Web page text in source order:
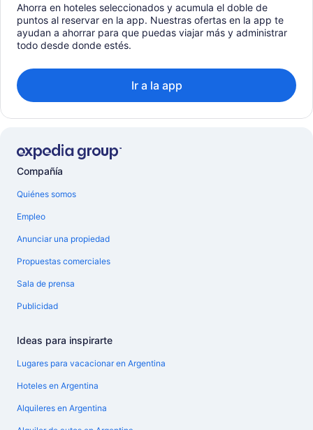
Ahorra en hoteles seleccionados y acumula el doble de
puntos al reservar en la app. Nuestras ofertas en la app te
ayudan a ahorrar para que puedas viajar más y administrar
todo desde donde estés.
Ir a la app
Compañía
Quiénes somos
Empleo
Anunciar una propiedad
Propuestas comerciales
Sala de prensa
Publicidad
Ideas para inspirarte
Lugares para vacacionar en Argentina
Hoteles en Argentina
Alquileres en Argentina